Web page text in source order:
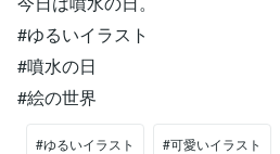
#ゆるいイラスト
#噴水の日
#絵の世界
#ゆるいイラスト #可愛いイラスト